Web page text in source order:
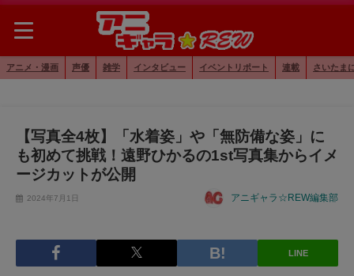
アニメ・漫画 声優 雑学 インタビュー イベントリポート 連載 さいたま
【写真全4枚】「水着姿」や「無防備な姿」に
も初めて挑戦！遠野ひかるの1st写真集からイメ
ージカットが公開
2024年7月1日 アニギャラ☆REW編集部
LINE